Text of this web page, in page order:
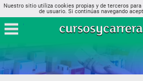
Nuestro sitio utiliza cookies propias y de terceros
de usuario. Si continúas navegando